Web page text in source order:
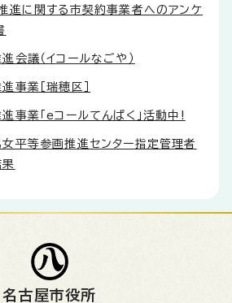
進に関する市契約事業者へのアンケ
会議（イコールなごや）
事業［瑞穂区］
事業「eコールてんぱく」活動中!
平等参画推進センター指定管理者
名古屋市役所